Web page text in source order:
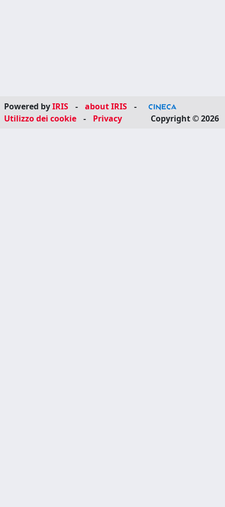
Powered byIRIS - about IRIS
-
Utilizzo dei cookie
- Privacy Copyright © 2026